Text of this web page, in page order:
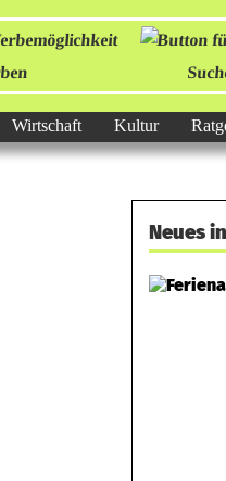
Wirtschaft Kultur
Neues